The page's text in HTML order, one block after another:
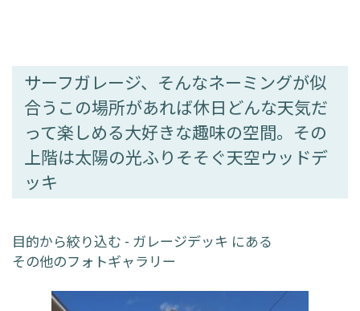
サーフガレージ、そんなネーミングが似
合うこの場所があれば休日どんな天気だ
って楽しめる大好きな趣味の空間。その
上階は太陽の光ふりそそぐ天空ウッドデ
ッキ
目的から絞り込む - ガレージデッキ にある
その他のフォトギャラリー